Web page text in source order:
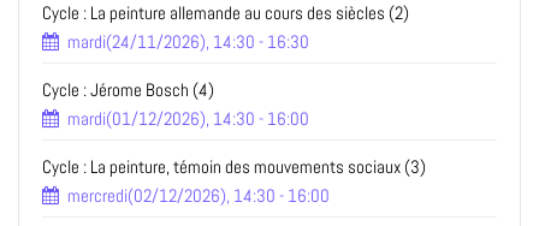
Cycle : La peinture allemande au cours des siècles (2)
mardi(24/11/2026), 14:30 - 16:30
Cycle : Jérome Bosch (4)
mardi(01/12/2026), 14:30 - 16:00
Cycle : La peinture, témoin des mouvements sociaux (3)
mercredi(02/12/2026), 14:30 - 16:00